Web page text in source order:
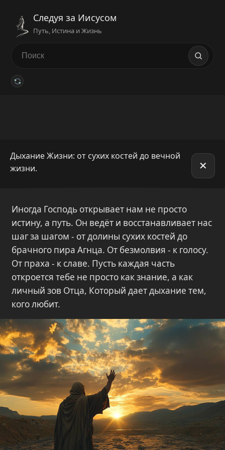
Следуя за Иисусом
Путь, Истина и Жизнь
✕
Дыхание Жизни: от сухих костей до вечной
жизни.
Иногда Господь открывает нам не просто
истину, а путь. Он ведёт и восстанавливает нас
шаг за шагом - от долины сухих костей до
брачного пира Агнца. От безмолвия - к голосу.
От праха - к славе. Пусть каждая часть
откроется тебе не просто как знание, а как
личный зов Отца, Который дает дыхание тем,
кого любит.